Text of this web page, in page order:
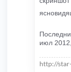
июл
http://